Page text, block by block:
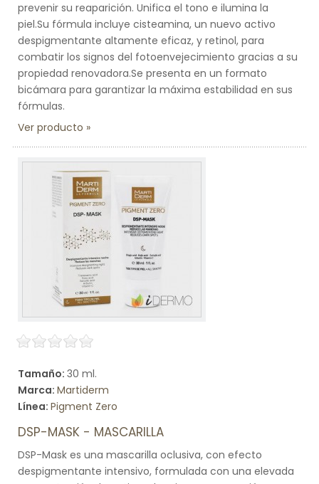
prevenir su reaparición. Unifica el tono e ilumina la
piel.Su fórmula incluye cisteamina, un nuevo activo
despigmentante altamente eficaz, y retinol, para
combatir los signos del fotoenvejecimiento gracias a su
propiedad renovadora.Se presenta en un formato
bicámara para garantizar la máxima estabilidad en sus
fórmulas.
Ver producto
Tamaño: 30 ml.
Marca: Martiderm
Línea: Pigment Zero
DSP-MASK - MASCARILLA
DSP-Mask es una mascarilla oclusiva, con efecto
despigmentante intensivo, formulada con una elevada